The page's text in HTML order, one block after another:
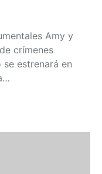
Amy y
crímenes
estrenará en